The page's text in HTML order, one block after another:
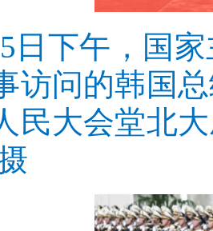
日下午，国
访问的韩国
民大会堂北